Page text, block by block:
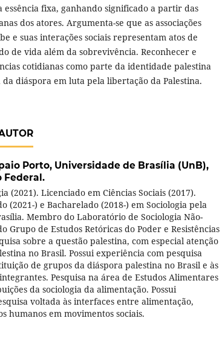
essência fixa, ganhando significado a partir das
dos atores. Argumenta-se que as associações
e suas interações sociais representam atos de
de vida além da sobrevivência. Reconhecer e
cotidianas como parte da identidade palestina
diáspora em luta pela libertação da Palestina.
Porto, Universidade de Brasília (UnB),
Federal.
(2021). Licenciado em Ciências Sociais (2017).
(2021-) e Bacharelado (2018-) em Sociologia pela
Membro do Laboratório de Sociologia Não-
Grupo de Estudos Retóricas do Poder e Resistências
sobre a questão palestina, com especial atenção
no Brasil. Possui experiência com pesquisa
de grupos da diáspora palestina no Brasil e às
Pesquisa na área de Estudos Alimentares
da sociologia da alimentação. Possui
voltada às interfaces entre alimentação,
humanos em movimentos sociais.